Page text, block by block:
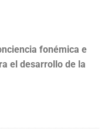
fonémica e
el desarrollo de la